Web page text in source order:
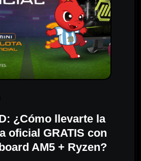
¿Cómo llevarte la
oficial GRATIS con
AM5 + Ryzen?